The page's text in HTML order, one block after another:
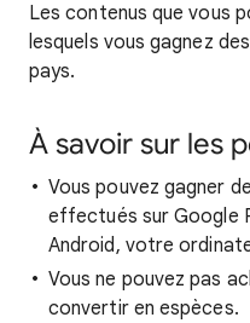
Les contenus que vous
lesquels vous gagnez
pays.
À savoir sur les
Vous pouvez gagner
effectués sur Google
Android, votre
Vous ne pouvez pas
convertir en espèces.